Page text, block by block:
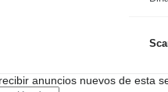
anuncios nuevos de esta